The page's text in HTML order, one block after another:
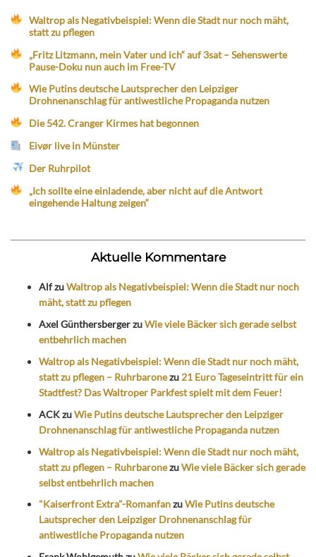
Waltrop als Negativbeispiel: Wenn die Stadt nur noch mäht,
statt zu pflegen
„Fritz Litzmann, mein Vater und ich“ auf 3sat – Sehenswerte
Pause-Doku nun auch im Free-TV
Wie Putins deutsche Lautsprecher den Leipziger
Drohnenanschlag für antiwestliche Propaganda nutzen
Die 542. Cranger Kirmes hat begonnen
Eivør live in Münster
Der Ruhrpilot
„Ich sollte eine einladende, aber nicht auf die Antwort
eingehende Haltung zeigen“
Aktuelle Kommentare
AlfzuWaltrop als Negativbeispiel: Wenn die Stadt nur noch
mäht, statt zu pflegen
Axel GünthersbergerzuWie viele Bäcker sich gerade selbst
entbehrlich machen
Waltrop als Negativbeispiel: Wenn die Stadt nur noch mäht,
statt zu pflegen – Ruhrbaronezu 21 Euro Tageseintritt für ein
Stadtfest? Das Waltroper Parkfest spielt mit dem Feuer!
ACKzuWie Putins deutsche Lautsprecher den Leipziger
Drohnenanschlag für antiwestliche Propaganda nutzen
Waltrop als Negativbeispiel: Wenn die Stadt nur noch mäht,
statt zu pflegen – RuhrbaronezuWie viele Bäcker sich gerade
selbst entbehrlich machen
"Kaiserfront Extra"-RomanfanzuWie Putins deutsche
Lautsprecher den Leipziger Drohnenanschlag für
antiwestliche Propaganda nutzen